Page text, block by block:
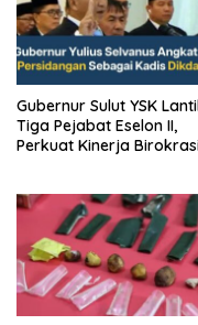
Gubernur Sulut YSK Lantik
Tiga Pejabat Eselon II,
Perkuat Kinerja